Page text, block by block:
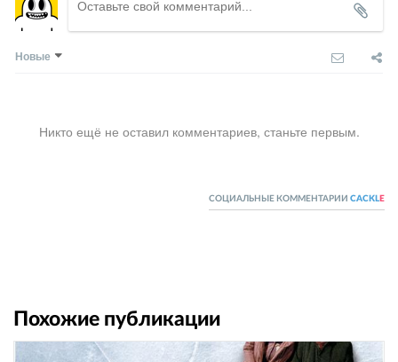
Новые
Никто ещё не оставил комментариев, станьте первым.
СОЦИАЛЬНЫЕ КОММЕНТАРИИ CACKL E
Похожие публикации